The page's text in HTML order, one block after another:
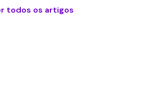
todos os artigos